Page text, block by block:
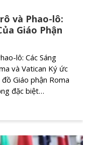
và Phao-lô:
Giáo Phận
lô: Các Sáng
và Vatican Ký ức
Giáo phận Roma
đặc biệt…